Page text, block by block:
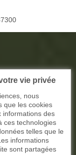
87
87000 Limoges -
vie privée
nous
que les cookies
informations des
ces technologies
telles que le
informations
sont partagées